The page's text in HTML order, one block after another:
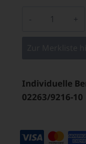
Individuelle
02263/9216-10